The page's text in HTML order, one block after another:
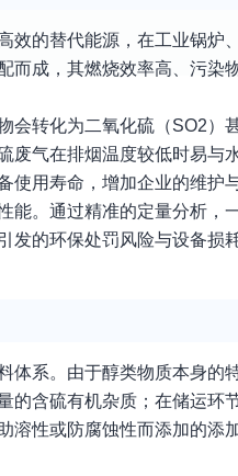
效的替代能源，在工业锅炉
而成，其燃烧效率高、污染
转化为二氧化硫（SO2）
废气在排烟温度较低时易与
用寿命，增加企业的维护
能。通过精准的定量分析，
发的环保处罚风险与设备损
体系。由于醇类物质本身的
的含硫有机杂质；在储运环
溶性或防腐蚀性而添加的添